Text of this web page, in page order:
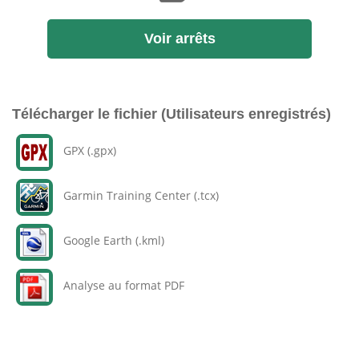
Voir arrêts
Télécharger le fichier (Utilisateurs enregistrés)
GPX (.gpx)
Garmin Training Center (.tcx)
Google Earth (.kml)
Analyse au format PDF